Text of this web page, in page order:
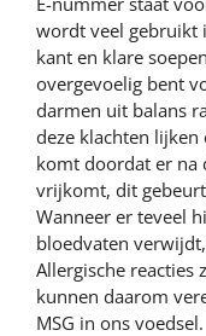
wordt veel gebruikt
kant en klare
overgevoelig bent
darmen uit balans
deze klachten lijken
komt doordat er na
vrijkomt, dit
Wanneer er teveel
bloedvaten
Allergische reacties
kunnen daarom
MSG in ons voedsel.